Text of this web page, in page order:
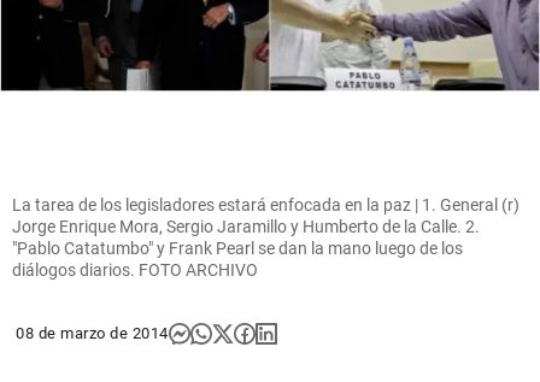
La tarea de los legisladores estará enfocada en la paz | 1. General (r)
Jorge Enrique Mora, Sergio Jaramillo y Humberto de la Calle. 2.
"Pablo Catatumbo" y Frank Pearl se dan la mano luego de los
diálogos diarios. FOTO ARCHIVO
08 de marzo de 2014